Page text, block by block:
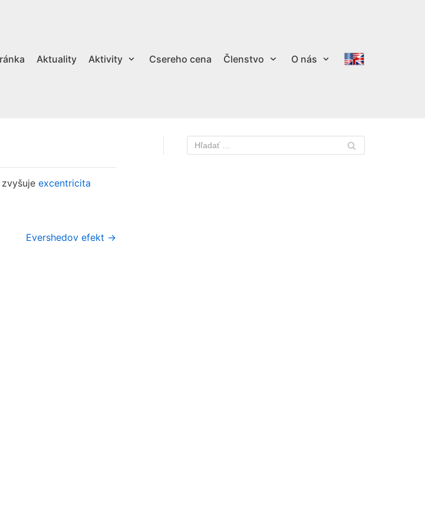
Aktuality Aktivity Csereho cena Členstvo O nás
excentricita
Evershedov efekt →